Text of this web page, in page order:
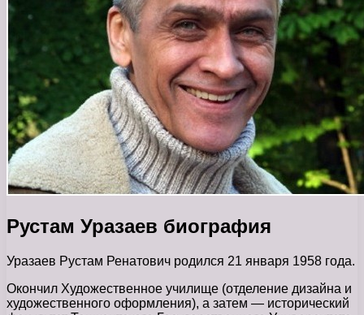
Рустам Уразаев биография
Уразаев Рустам Ренатович родился 21 января 1958 года.
Окончил Художественное училище (отделение дизайна и
художественного оформления), а затем — исторический